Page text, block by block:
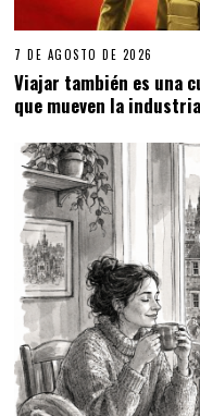
7 DE AGOSTO DE 2026
Viajar también es una
que mueven la